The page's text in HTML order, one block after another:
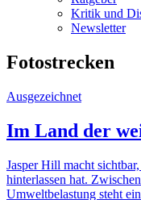
Kritik und
Newsletter
Fotostrecken
Ausgezeichnet
Im Land der
Jasper Hill macht
hinterlassen hat.
Umweltbelastung steht